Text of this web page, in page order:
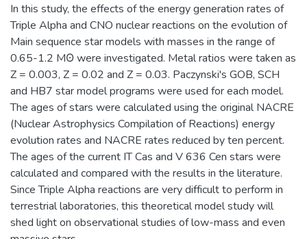
In this study, the effects of the energy generation rates of
Triple Alpha and CNO nuclear reactions on the evolution of
Main sequence star models with masses in the range of
0.65-1.2 Mʘ were investigated. Metal ratios were taken as
Z = 0.003, Z = 0.02 and Z = 0.03. Paczynski's GOB, SCH
and HB7 star model programs were used for each model.
The ages of stars were calculated using the original NACRE
(Nuclear Astrophysics Compilation of Reactions) energy
evolution rates and NACRE rates reduced by ten percent.
The ages of the current IT Cas and V 636 Cen stars were
calculated and compared with the results in the literature.
Since Triple Alpha reactions are very difficult to perform in
terrestrial laboratories, this theoretical model study will
shed light on observational studies of low-mass and even